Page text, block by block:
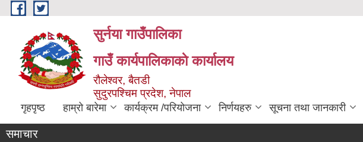
Skip to main content
सुर्नया गाउँपालिका
गाउँ कार्यपालिकाकाे कार्यालय
रौलेश्वर, बैतडी
सुदुरपश्चिम प्रदेश, नेपाल
गृहपृष्ठ हाम्रो बारेमा कार्यक्रम /परियोजना निर्णयहरु सूचना तथा जानकारी
समाचार